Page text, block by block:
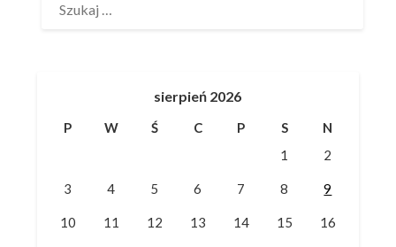
sierpień 2026
P W Ś C P S
N
1
2
3 4 5 6 7 8 9
10 11 12 13 14 15 16